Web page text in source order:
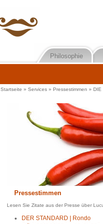
Philosophie
Startseite » Services» Pressestimmen » DIE
Pressestimmen
Lesen Sie Zitate aus der Presse über
DER STANDARD | Rondo